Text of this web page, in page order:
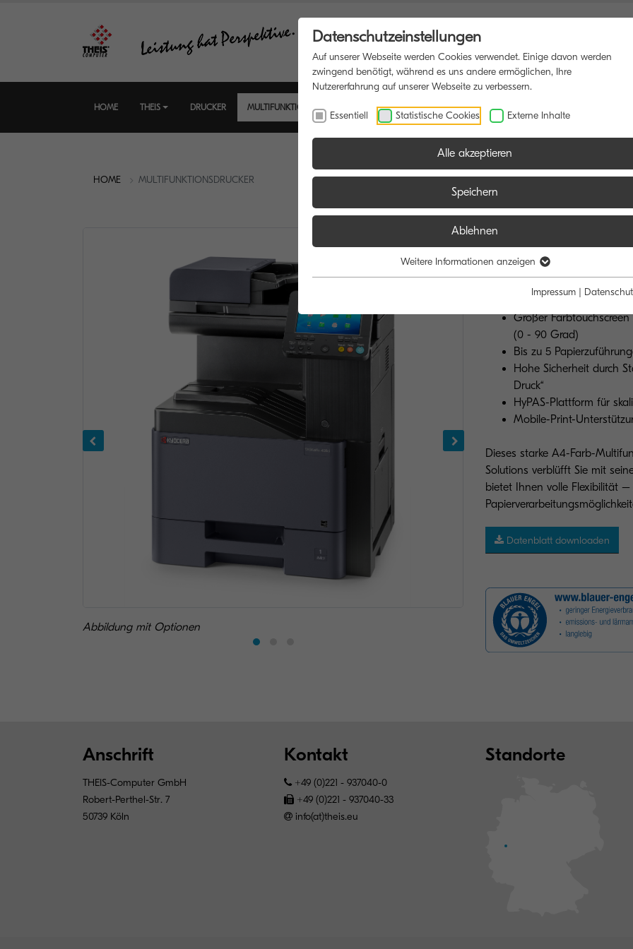
HOME THEIS DRUCKER MULTIFUNKTIONSDRUCKER SOFTWARE BLOG
HOME MULTIFUNKTIONSDRUCKER
Abbildung mit Optionen Abbildung mit Optionen
TASKalfa
DER
Großer
(0 - 90 Grad)
Bis zu 5
Hohe Sicherheit durch
Druck“
HyPAS-Plattform für
Mobile-Print-
Dieses starke A4-Farb-
Solutions verblüfft Sie mit
bietet Ihnen volle Flexibilität –
Datenblatt downloaden
Anschrift
THEIS-Computer GmbH
Robert-Perthel-Str. 7
50739 Köln
Kontakt
+49 (0)221 - 937040-0
+49 (0)221 - 937040-33
info(at)theis.eu
Standorte
Datenschutzeinstellungen
Auf unserer Webseite werden Cookies verwendet. Einige davon werden
zwingend benötigt, während es uns andere ermöglichen, Ihre
Nutzererfahrung auf unserer Webseite zu verbessern.
Essentiell Statistische Cookies Externe Inhalte
Alle akzeptieren
Speichern
Ablehnen
Weitere Informationen anzeigen
Impressum |